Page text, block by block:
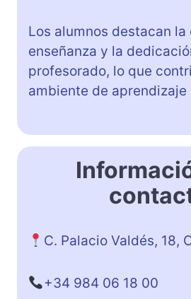
Los alumnos destacan
enseñanza y la
profesorado, lo que
ambiente de aprendizaje
C. Palacio Valdés, 18,
+34 984 06 18 00